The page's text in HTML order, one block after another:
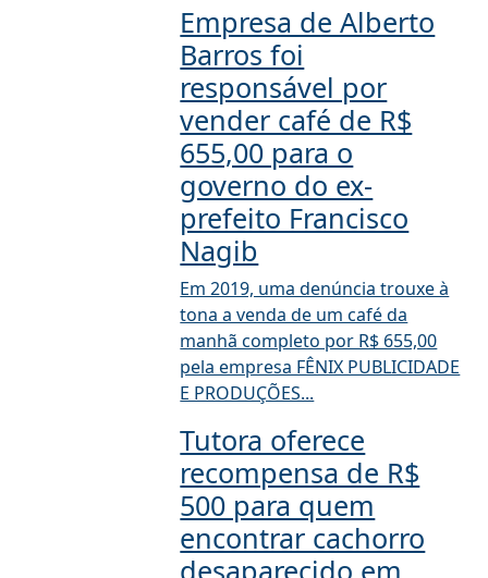
Empresa de Alberto
Barros foi
responsável por
vender café de R$
655,00 para o
governo do ex-
prefeito Francisco
Nagib
Em 2019, uma denúncia trouxe à
tona a venda de um café da
manhã completo por R$ 655,00
pela empresa FÊNIX PUBLICIDADE
E PRODUÇÕES...
Tutora oferece
recompensa de R$
500 para quem
encontrar cachorro
desaparecido em